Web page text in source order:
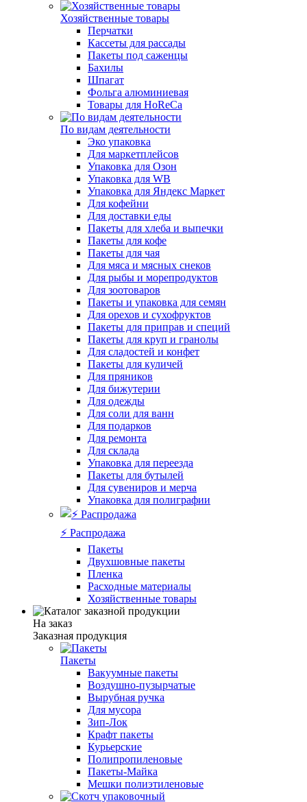
Хозяйственные товары
Перчатки
Кассеты для рассады
Пакеты под саженцы
Бахилы
Шпагат
Фольга алюминиевая
Товары для HoReCa
По видам деятельности
Эко упаковка
Для маркетплейсов
Упаковка для Озон
Упаковка для WB
Упаковка для Яндекс Маркет
Для кофейни
Для доставки еды
Пакеты для хлеба и выпечки
Пакеты для кофе
Пакеты для чая
Для мяса и мясных снеков
Для рыбы и морепродуктов
Для зоотоваров
Пакеты и упаковка для семян
Для орехов и сухофруктов
Пакеты для приправ и специй
Пакеты для круп и гранолы
Для сладостей и конфет
Пакеты для куличей
Для пряников
Для бижутерии
Для одежды
Для соли для ванн
Для подарков
Для ремонта
Для склада
Упаковка для переезда
Пакеты для бутылей
Для сувениров и мерча
Упаковка для полиграфии
⚡️ Распродажа
Пакеты
Двухшовные пакеты
Пленка
Расходные материалы
Хозяйственные товары
На заказ
Заказная продукция
Пакеты
Вакуумные пакеты
Воздушно-пузырчатые
Вырубная ручка
Для мусора
Зип-Лок
Крафт пакеты
Курьерские
Полипропиленовые
Пакеты-Майка
Мешки полиэтиленовые